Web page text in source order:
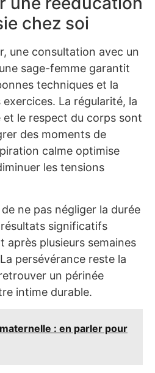
chez soi
une consultation avec un
sage-femme garantit
techniques et la
La régularité, la
le respect du corps sont
des moments de
calme optimise
les tensions
ne pas négliger la durée
significatifs
après plusieurs semaines
persévérance reste la
un périnée
intime durable.
: en parler pour